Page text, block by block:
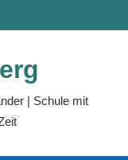
| Schule mit